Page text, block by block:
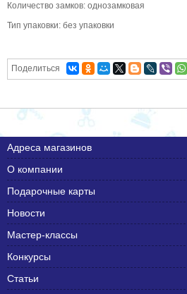
Количество замков: однозамковая
Тип упаковки: без упаковки
Поделиться
Адреса магазинов
О компании
Подарочные карты
Новости
Мастер-классы
Конкурсы
Статьи